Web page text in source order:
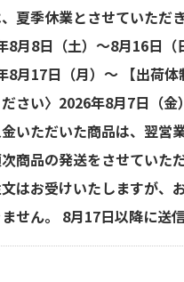
夏季休業とさせていただ
8月8日（土）～8月16日（
8月17日（月）～ 【出荷
さい〉2026年8月7日（
いただいた商品は、翌営
次商品の発送をさせていた
はお受けいたしますが、
せん。 8月17日以降に送